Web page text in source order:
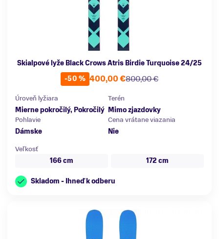
Skialpové lyže Black Crows Atris Birdie Turquoise 24/25
-50 %
800,00 €
400,00 €
Úroveň lyžiara
Mierne pokročilý, Pokročilý
Terén
Mimo zjazdovky
Pohlavie
Dámske
Cena vrátane viazania
Nie
Veľkosť
166 cm
172 cm
Skladom - Ihneď k odberu